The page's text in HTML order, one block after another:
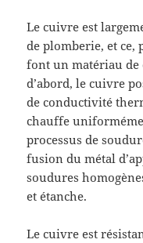
Le cuivre est
de plomberie, et
font un matériau de
d’abord, le cuivre
de conductivité
chauffe
processus de
fusion du métal
soudures
et étanche.
Le cuivre est